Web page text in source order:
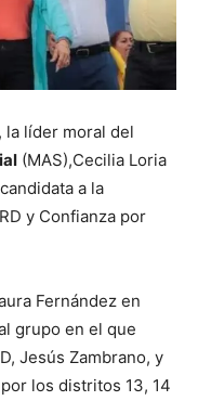
la líder moral del
(MAS),Cecilia Loria
a la
y Confianza por
Fernández en
grupo en el que
Jesús Zambrano, y
los distritos 13, 14